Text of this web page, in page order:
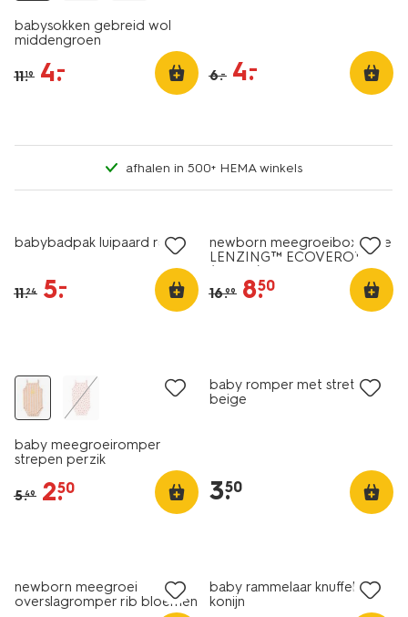
babysokken gebreid wol
middengroen
11.19 4.
– 6.– 4.
–
afhalen in 500+ HEMA winkels
babybadpak luipaard roze
11.24 5.
–
newborn meegroeiboxpakje
LENZING™ ECOVERO™-
(viscose) rib dieren zalmroze
16.99 8.
50
baby meegroeiromper
strepen perzik
5.49 2.
50
baby romper met stretch
beige
3.
50
newborn meegroei
overslagromper rib bloemen
baby rammelaar knuffel
konijn